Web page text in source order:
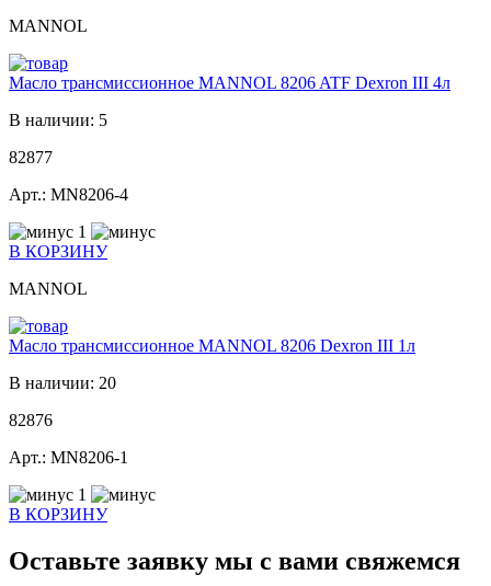
MANNOL
Масло трансмиссионное MANNOL 8206 ATF Dexron III 4л
В наличии: 5
82877
Арт.: MN8206-4
1
В КОРЗИНУ
MANNOL
Масло трансмиссионное MANNOL 8206 Dexron III 1л
В наличии: 20
82876
Арт.: MN8206-1
1
В КОРЗИНУ
Оставьте заявку мы с вами свяжемся